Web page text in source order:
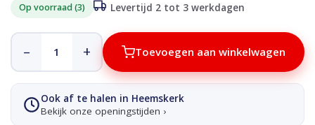
Op voorraad (3) Levertijd 2 tot 3 werkdagen
– + Toevoegen aan winkelwagen
Ook af te halen in Heemskerk
Bekijk onze openingstijden ›